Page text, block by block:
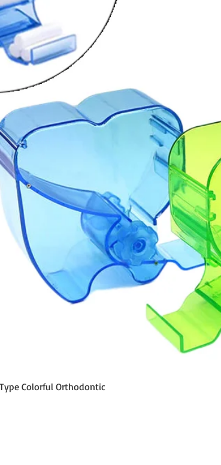
Colorful Orthodontic